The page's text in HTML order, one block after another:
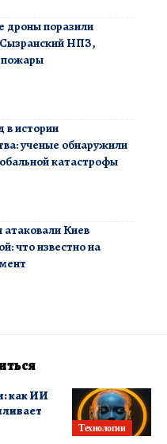
дроны поразили
НПЗ,
пожары
в истории
ученые обнаружили
катастрофы
Киев
что известно на
Технологии
как ИИ